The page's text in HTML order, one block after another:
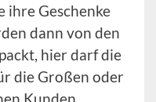
ihre Geschenke
dann von den
hier darf die
die Großen oder
Kunden